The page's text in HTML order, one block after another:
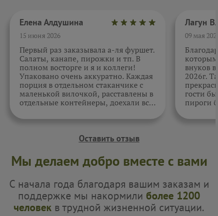
Елена Алдушина
15 июня 2026
Первый раз заказывала а-ля фуршет.
Салаты, канапе, пирожки и тп. В
полном восторге и я и коллеги!
Упаковано очень аккуратно. Каждая
порция в отдельном стаканчике с
маленькой вилочкой, расставлены в
отдельные контейнеры, доехали все
спасибо за внимательность к датам.
09 мая
внуков
2026г.
гости
пироги
Оставить отзыв
Мы делаем добро вместе с вами
С начала года благодаря вашим заказам и
поддержке мы накормили более 1200
человек в трудной жизненной ситуации.